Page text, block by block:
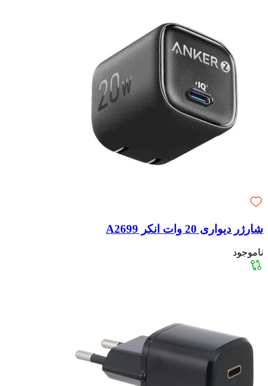
شارژر دیواری 20 وات انکر A2699
ناموجود